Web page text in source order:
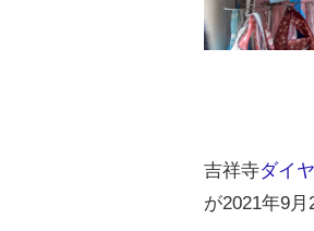
吉祥寺ダイ
が2021年9月